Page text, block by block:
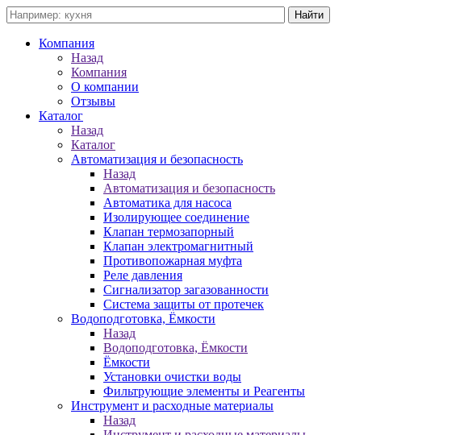
Компания
Назад
Компания
О компании
Отзывы
Каталог
Назад
Каталог
Автоматизация и безопасность
Назад
Автоматизация и безопасность
Автоматика для насоса
Изолирующее соединение
Клапан термозапорный
Клапан электромагнитный
Противопожарная муфта
Реле давления
Сигнализатор загазованности
Система защиты от протечек
Водоподготовка, Ёмкости
Назад
Водоподготовка, Ёмкости
Ёмкости
Установки очистки воды
Фильтрующие элементы и Реагенты
Инструмент и расходные материалы
Назад